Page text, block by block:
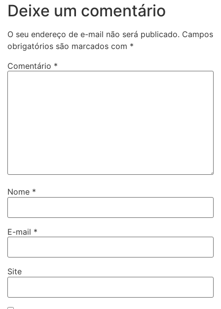
Deixe um comentário
O seu endereço de e-mail não será publicado. Campos
obrigatórios são marcados com *
Comentário *
Nome *
E-mail *
Site